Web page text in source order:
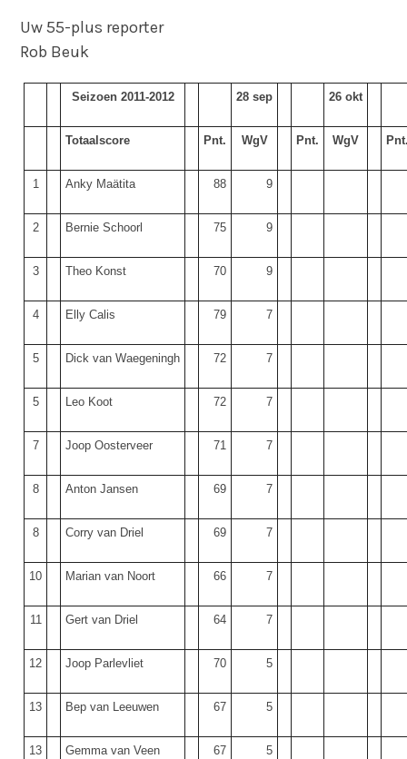
Uw 55-plus reporter
Rob Beuk
Seizoen 2011-2012 28 sep 26 okt
Totaalscore Pnt. WgV Pnt. WgV
1 Anky Maätita 88 9
2 Bernie Schoorl 75 9
3 Theo Konst 70 9
4 Elly Calis 79 7
5 Dick van Waegeningh 72 7
5 Leo Koot 72 7
7 Joop Oosterveer 71 7
8 Anton Jansen 69 7
8 Corry van Driel 69 7
10 Marian van Noort 66 7
11 Gert van Driel 64 7
12 Joop Parlevliet 70 5
13 Bep van Leeuwen 67 5
13 Gemma van Veen 67 5